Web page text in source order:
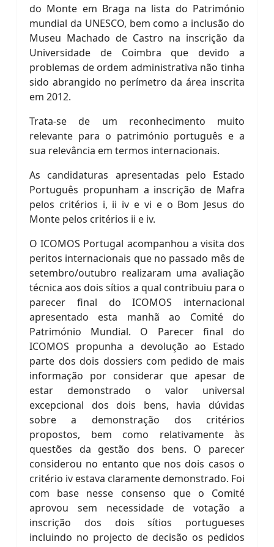
do Monte em Braga na lista do Património
mundial da UNESCO, bem como a inclusão do
Museu Machado de Castro na inscrição da
Universidade de Coimbra que devido a
problemas de ordem administrativa não tinha
sido abrangido no perímetro da área inscrita
em 2012.
Trata-se de um reconhecimento muito
relevante para o património português e a
sua relevância em termos internacionais.
As candidaturas apresentadas pelo Estado
Português propunham a inscrição de Mafra
pelos critérios i, ii iv e vi e o Bom Jesus do
Monte pelos critérios ii e iv.
O ICOMOS Portugal acompanhou a visita dos
peritos internacionais que no passado mês de
setembro/outubro realizaram uma avaliação
técnica aos dois sítios a qual contribuiu para o
parecer final do ICOMOS internacional
apresentado esta manhã ao Comité do
Património Mundial. O Parecer final do
ICOMOS propunha a devolução ao Estado
parte dos dois dossiers com pedido de mais
informação por considerar que apesar de
estar demonstrado o valor universal
excepcional dos dois bens, havia dúvidas
sobre a demonstração dos critérios
propostos, bem como relativamente às
questões da gestão dos bens. O parecer
considerou no entanto que nos dois casos o
critério iv estava claramente demonstrado. Foi
com base nesse consenso que o Comité
aprovou sem necessidade de votação a
inscrição dos dois sítios portugueses
incluindo no projecto de decisão os pedidos